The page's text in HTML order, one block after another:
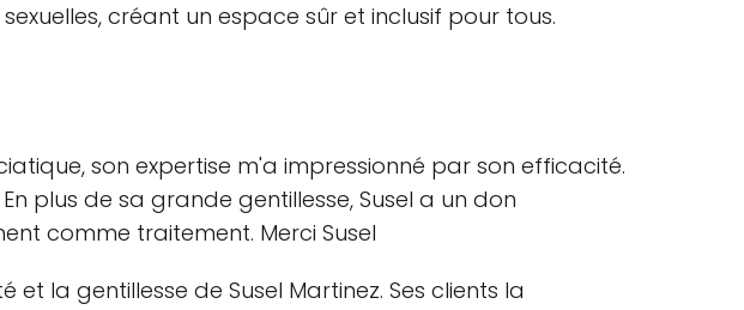
créant un espace sûr et inclusif pour tous.
son expertise m'a impressionné par son efficacité.
plus de sa grande gentillesse, Susel a un don
comme traitement. Merci Susel
la gentillesse de Susel Martinez. Ses clients la